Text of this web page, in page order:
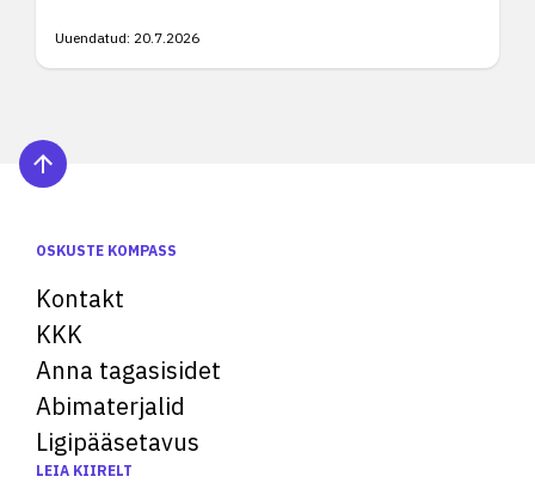
Uuendatud: 20.7.2026
OSKUSTE KOMPASS
Kontakt
KKK
Anna tagasisidet
Abimaterjalid
Ligipääsetavus
LEIA KIIRELT